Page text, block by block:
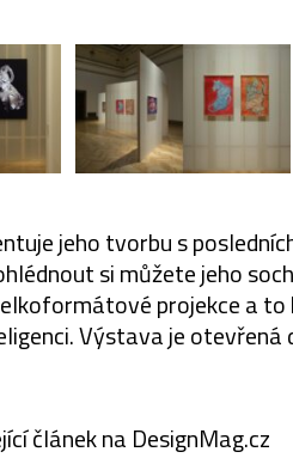
jeho tvorbu s
si můžete jeho
projekce a to
Výstava je
článek na DesignMag.cz